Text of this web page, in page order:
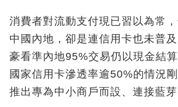
消費者對流動支付現已習以為常
中國內地，卻是連信用卡也未普
豪看準內地95%交易仍以現金結
國家信用卡滲透率逾50%的情況
推出專為中小商戶而設、連接藍芽